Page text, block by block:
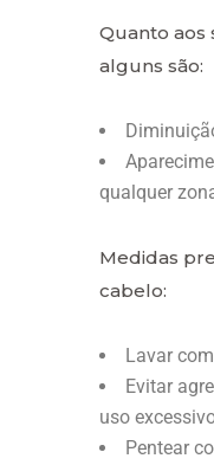
Quanto aos
alguns são:
qualquer
Medidas
cabelo:
Lavar
Evitar
uso
Pentear